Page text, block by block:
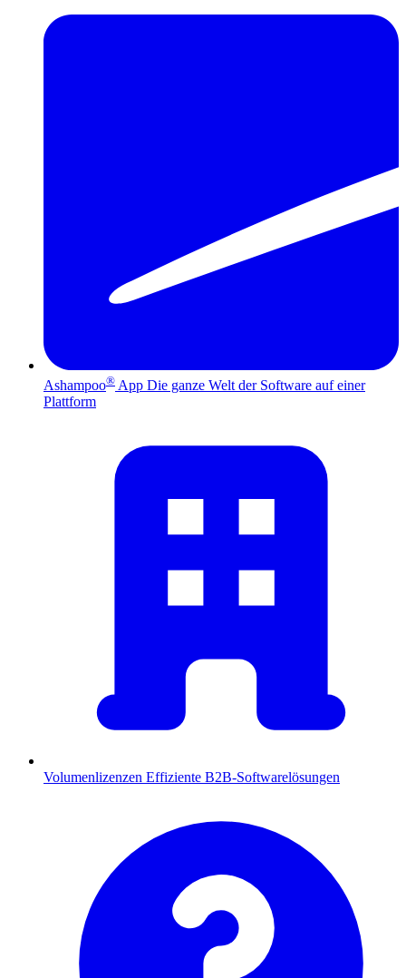
Ashampoo® App Die ganze Welt der Software auf einer
Plattform
Volumenlizenzen Effiziente B2B-Softwarelösungen